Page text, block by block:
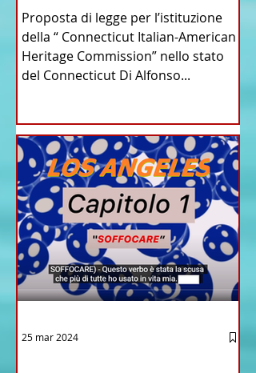
Commission” nello stato
del Connecticut
Proposta di legge per l’istituzione
della “ Connecticut Italian-American
Heritage Commission” nello stato
del Connecticut Di Alfonso...
25 mar 2024